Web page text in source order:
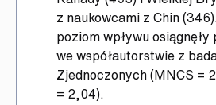
z naukowcami z Chin
poziom wpływu
we współautorstwie z
Zjednoczonych (MNCS =
= 2,04).